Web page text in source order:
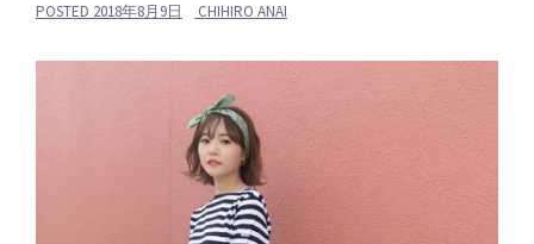
POSTED 2018年8月9日 CHIHIRO ANAI